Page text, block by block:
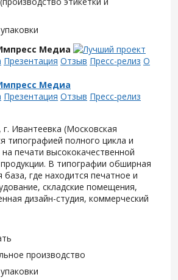
Медиа
Презентация Отзыв Пресс-релиз О
Медиа
Презентация Отзыв Пресс-релиз
Ивантеевка (Московская
типографией полного цикла и
на печати высококачественной
В типографии обширная
база, где находится печатное и
складские помещения,
дизайн-студия, коммерческий
производство